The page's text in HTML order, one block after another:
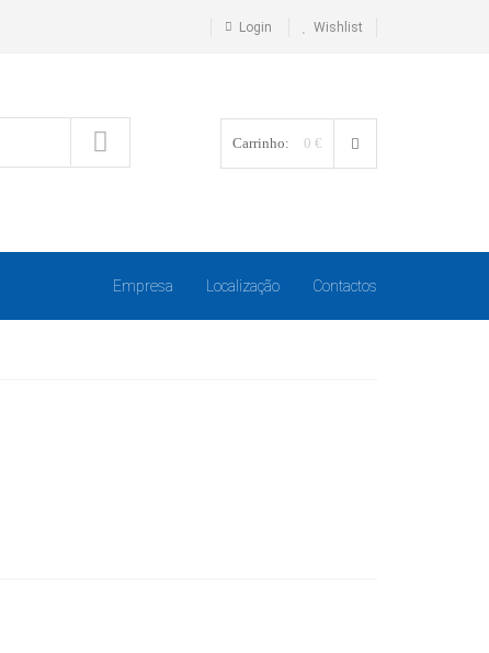
Login Wishlist
Carrinho: 0 €
Contactos
Localização
Empresa